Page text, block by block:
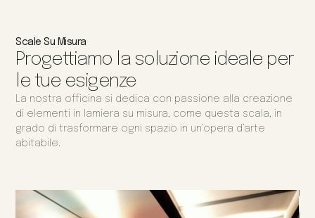
Scale Su Misura
Progettiamo la soluzione ideale per
le tue esigenze
La nostra officina si dedica con passione alla creazione
di elementi in lamiera su misura, come questa scala, in
grado di trasformare ogni spazio in un’opera d’arte
abitabile.